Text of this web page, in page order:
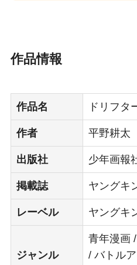
作品情報
作品名 ドリフタ
作者 平野耕太
出版社 少年画報
掲載誌 ヤングキ
レーベル ヤングキ
ジャンル
青年漫画
/ バトル